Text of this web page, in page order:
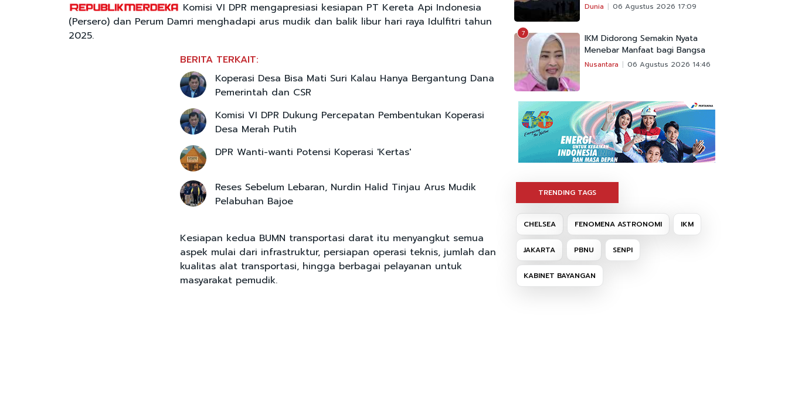
Komisi VI DPR mengapresiasi kesiapan PT Kereta Api Indonesia
(Persero) dan Perum Damri menghadapi arus mudik dan balik libur hari raya Idulfitri tahun
2025.
BERITA TERKAIT:
Koperasi Desa Bisa Mati Suri Kalau Hanya Bergantung Dana
Pemerintah dan CSR
Komisi VI DPR Dukung Percepatan Pembentukan Koperasi
Desa Merah Putih
DPR Wanti-wanti Potensi Koperasi 'Kertas'
Reses Sebelum Lebaran, Nurdin Halid Tinjau Arus Mudik
Pelabuhan Bajoe
Kesiapan kedua BUMN transportasi darat itu menyangkut semua
aspek mulai dari infrastruktur, persiapan operasi teknis, jumlah dan
kualitas alat transportasi, hingga berbagai pelayanan untuk
masyarakat pemudik.
Dunia 06 Agustus 2026 17:09
7
IKM Didorong Semakin Nyata
Menebar Manfaat bagi Bangsa
Nusantara 06 Agustus 2026 14:46
TRENDING TAGS
CHELSEA FENOMENA ASTRONOMI IKM
JAKARTA PBNU SENPI
KABINET BAYANGAN